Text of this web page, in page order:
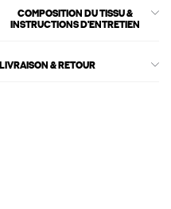
COMPOSITION DU TISSU &
INSTRUCTIONS D'ENTRETIEN
LIVRAISON & RETOUR